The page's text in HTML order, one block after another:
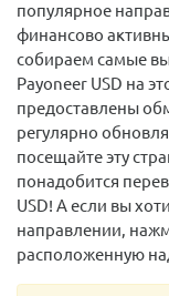
популярное
финансово
собираем самые
Payoneer USD на
предоставлены
регулярно
посещайте эту
понадобится
USD! А если вы
направлении,
расположенную